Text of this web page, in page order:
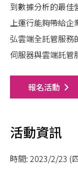
到數據分析的最佳
上運行能夠帶給企
弘雲端全託管服務
伺服器與雲端託管
報名活動
活動資訊
時間: 2023/2/23 (